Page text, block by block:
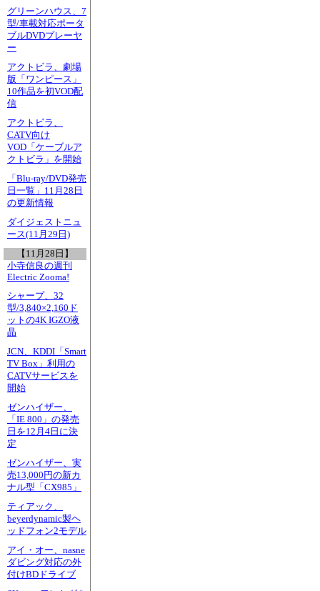
グリーンハウス、7
型/車載対応ポータ
ブルDVDプレーヤ
ー
アクトビラ、劇場
版「ワンピース」
10作品を初VOD配
信
アクトビラ、
CATV向け
VOD「ケーブルア
クトビラ」を開始
「Blu-ray/DVD発売
日一覧」11月28日
の更新情報
ダイジェストニュ
ース(11月29日)
【11月28日】
小寺信良の週刊
Electric Zooma!
シャープ、32
型/3,840×2,160ド
ットの4K IGZO液
晶
JCN、KDDI「Smart
TV Box」利用の
CATVサービスを
開始
ゼンハイザー、
「IE 800」の発売
日を12月4日に決
定
ゼンハイザー、実
売13,000円の新カ
ナル型「CX985」
ティアック、
beyerdynamic製ヘ
ッドフォン2モデル
アイ・オー、nasne
ダビング対応の外
付けBDドライブ